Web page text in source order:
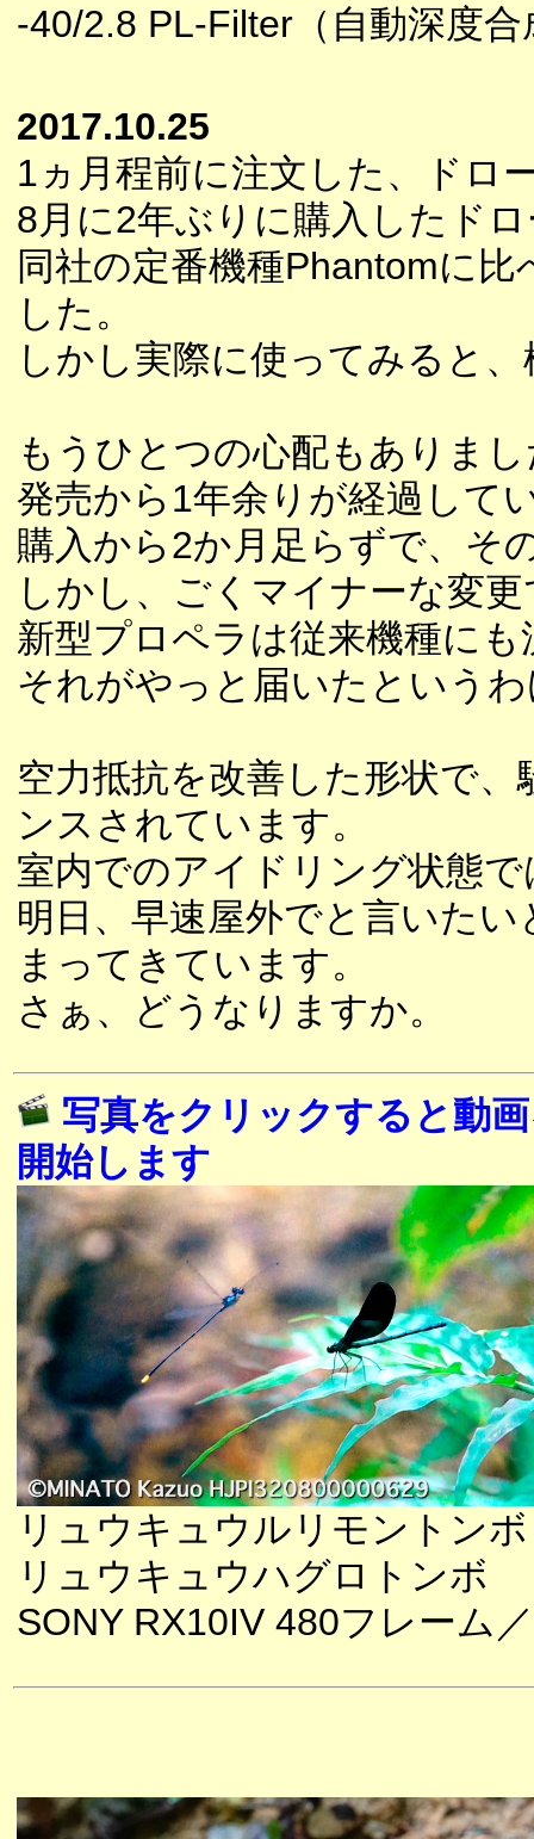
-40/2.8 PL-Filter（自動深度合
2017.10.25
1ヵ月程前に注文した、ドロ
8月に2年ぶりに購入したド
同社の定番機種Phantomに
した。
しかし実際に使ってみると
もうひとつの心配もありま
発売から1年余りが経過して
購入から2か月足らずで、そ
しかし、ごくマイナーな変
新型プロペラは従来機種に
それがやっと届いたという
空力抵抗を改善した形状で
ンスされています。
室内でのアイドリング状態
明日、早速屋外でと言いた
まってきています。
さぁ、どうなりますか。
写真をクリックすると動
開始します
リュウキュウルリモントン
リュウキュウハグロトンボ
SONY RX10IV 480フレーム